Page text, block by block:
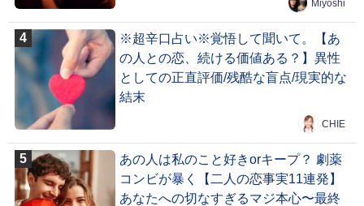
Miyoshi
※超辛口占い※覚悟して聞いて。【あ
の人との恋、続ける価値ある？】異性
としての正直評価/残酷な盲点/現実的な
結末
CHIE
あの人は私のこと好きorキープ？ 劇薬
コンビが暴く【二人の恋事実11連発】
あなたへの切なすぎるマジ本心〜最終